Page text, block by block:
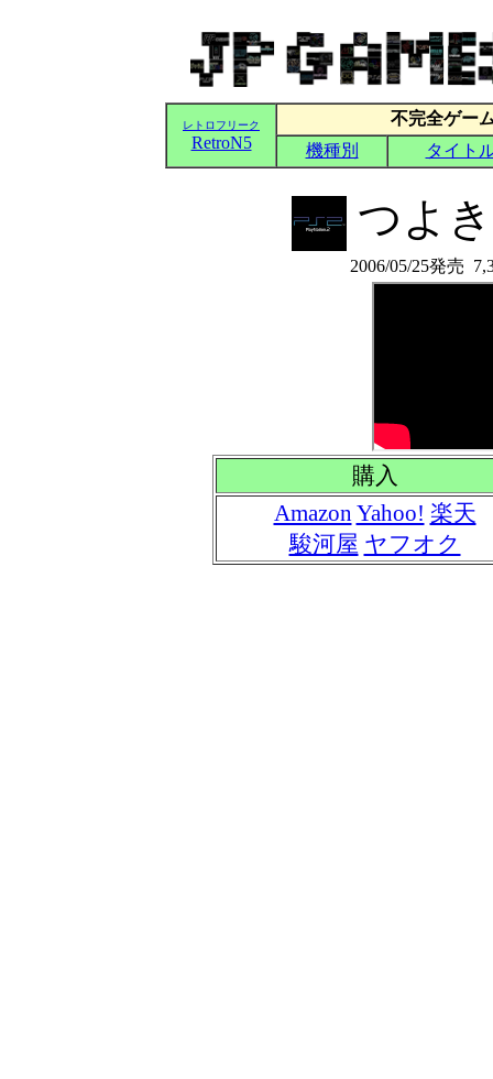
つよ
2006/05/25発売
購入
Amazon Yahoo! 楽天
駿河屋 ヤフオク